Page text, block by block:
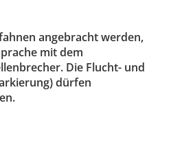
angebracht werden,
mit dem
Die Flucht- und
dürfen